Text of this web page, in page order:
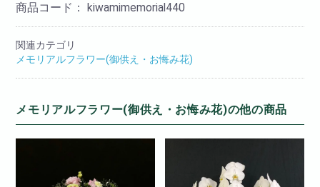
商品コード：kiwamimemorial440
関連カテゴリ
メモリアルフラワー(御供え・お悔み花)
メモリアルフラワー(御供え・お悔み花)の他の商品